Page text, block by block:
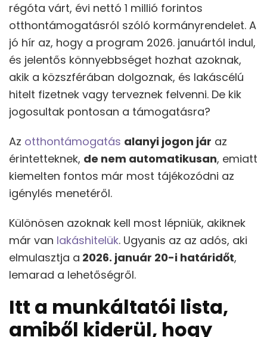
régóta várt, évi nettó 1 millió forintos
otthontámogatásról szóló kormányrendelet. A
jó hír az, hogy a program 2026. januártól indul,
és jelentős könnyebbséget hozhat azoknak,
akik a közszférában dolgoznak, és lakáscélú
hitelt fizetnek vagy terveznek felvenni. De kik
jogosultak pontosan a támogatásra?
Az otthontámogatás alanyi jogon jár az
érintetteknek, de nem automatikusan, emiatt
kiemelten fontos már most tájékozódni az
igénylés menetéről.
Különösen azoknak kell most lépniük, akiknek
már van lakáshitelük. Ugyanis az az adós, aki
elmulasztja a 2026. január 20-i határidőt,
lemarad a lehetőségről.
Itt a munkáltatói lista,
amiből kiderül, hogy